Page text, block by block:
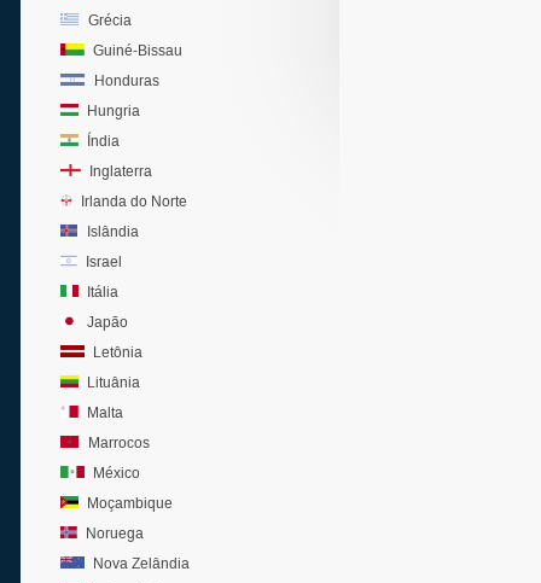
Grécia
Guiné-Bissau
Honduras
Hungria
Índia
Inglaterra
Irlanda do Norte
Islândia
Israel
Itália
Japão
Letônia
Lituânia
Malta
Marrocos
México
Moçambique
Noruega
Nova Zelândia